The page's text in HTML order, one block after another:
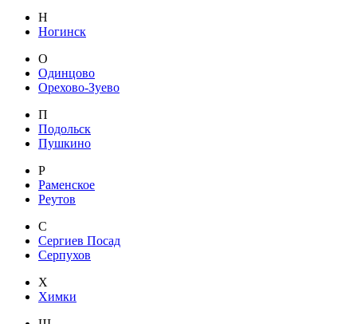
Н
Ногинск
О
Одинцово
Орехово-Зуево
П
Подольск
Пушкино
Р
Раменское
Реутов
С
Сергиев Посад
Серпухов
Х
Химки